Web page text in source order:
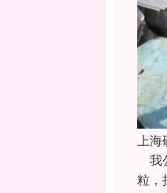
上海
我
粒，